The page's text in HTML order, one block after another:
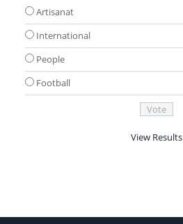
Artisanat
International
People
Football
View Results